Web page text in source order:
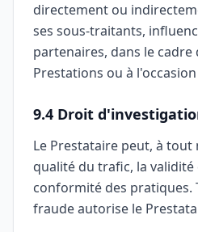
directement ou
ses sous-traitants,
partenaires, dans le cadre
Prestations ou à
9.4 Droit
Le Prestataire peut, à tout
qualité du trafic, la validité
conformité des pratiques.
fraude autorise le